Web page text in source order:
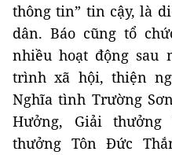
thông tin” tin cậy, là
dân. Báo cũng tổ
nhiều hoạt động sau
trình xã hội, thiện
Nghĩa tình Trường
Hưởng, Giải thưởng
thưởng Tôn Đức